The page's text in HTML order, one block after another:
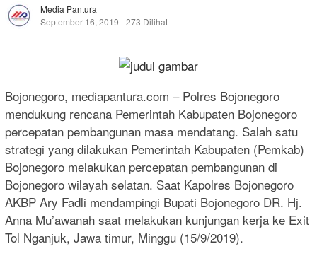
Media Pantura
September 16, 2019
273 Dilihat
Bojonegoro, mediapantura.com – Polres Bojonegoro
mendukung rencana Pemerintah Kabupaten Bojonegoro
percepatan pembangunan masa mendatang. Salah satu
strategi yang dilakukan Pemerintah Kabupaten (Pemkab)
Bojonegoro melakukan percepatan pembangunan di
Bojonegoro wilayah selatan. Saat Kapolres Bojonegoro
AKBP Ary Fadli mendampingi Bupati Bojonegoro DR. Hj.
Anna Mu’awanah saat melakukan kunjungan kerja ke Exit
Tol Nganjuk, Jawa timur, Minggu (15/9/2019).